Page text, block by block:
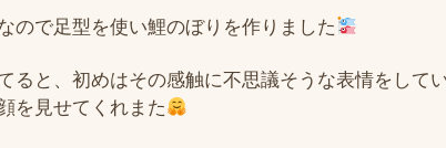
ので足型を使い鯉のぼりを作りました
ると、初めはその感触に不思議そうな表情をして
を見せてくれまた